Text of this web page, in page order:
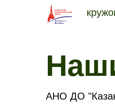
АНО ДО